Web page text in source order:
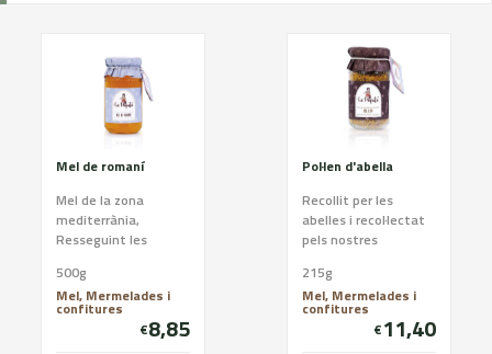
Mel de romaní
Mel de la zona
mediterrània,
Resseguint les
de les Terres de
l’Ebre, Reserva de la
Biosfera, i t...
500g
Mel, Mermelades i
confitures
€8,85
Pol·len d'abella
Recollit per les
abelles i recol·lectat
pels nostres
215g
Mel, Mermelades i
confitures
€11,40